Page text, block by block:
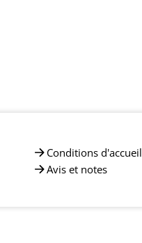
Conditions d'accueil
Avis et notes